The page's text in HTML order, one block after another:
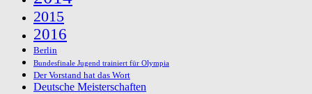
2015
2016
Berlin
Bundesfinale Jugend trainiert für Olympia
Der Vorstand hat das Wort
Deutsche Meisterschaften